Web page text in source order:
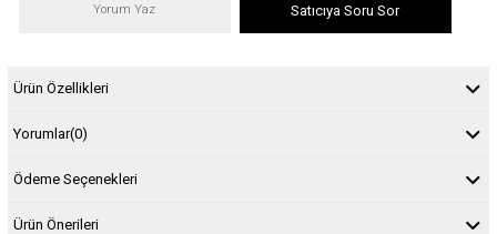
Yorum Yaz Satıcıya Soru Sor
Ürün Özellikleri
Yorumlar(0)
Ödeme Seçenekleri
Ürün Önerileri